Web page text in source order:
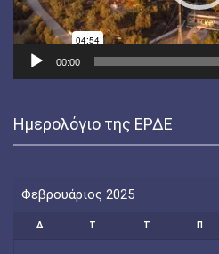
00:00
Ημερολόγιο της ΕΡΔΕ
Φεβρουάριος 2025
Δ Τ Τ Π